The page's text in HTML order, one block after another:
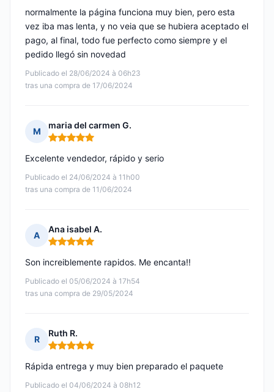
Publicado el 28/06/2024 à 06h23
tras una compra de 17/06/2024
normalmente la página funciona muy bien, pero esta
vez iba mas lenta, y no veia que se hubiera aceptado el
pago, al final, todo fue perfecto como siempre y el
pedido llegó sin novedad
M
maria del carmen G.
Nota: 5 de 5
Publicado el 24/06/2024 à 11h00
tras una compra de 11/06/2024
Excelente vendedor, rápido y serio
A
Ana isabel A.
Nota: 5 de 5
Publicado el 05/06/2024 à 17h54
tras una compra de 29/05/2024
Son increiblemente rapidos. Me encanta!!
R
Ruth R.
Nota: 5 de 5
Publicado el 04/06/2024 à 08h12
Rápida entrega y muy bien preparado el paquete